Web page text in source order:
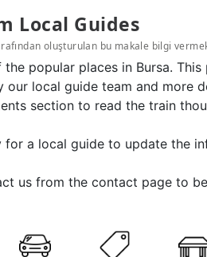
Local Guides
oluşturulan bu makale bilgi
the popular places in Bursa.
our local guide team and more
section to read the train
for a local guide to update the
us from the contact page to